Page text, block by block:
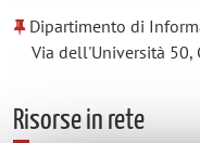
Dipartimento di
Via dell'Università 50,
Risorse in rete